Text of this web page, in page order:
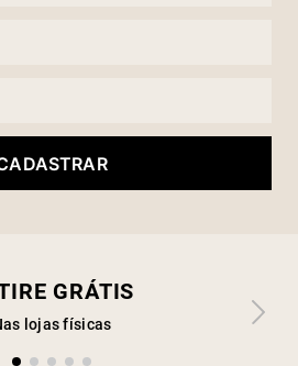
GRÁTIS
lojas físicas